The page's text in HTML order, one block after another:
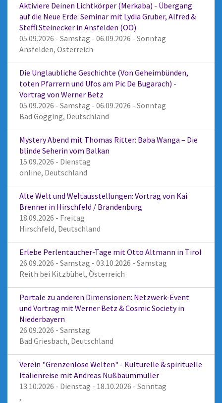
Aktiviere Deinen Lichtkörper (Merkaba) - Übergang
auf die Neue Erde: Seminar mit Lydia Gruber, Alfred &
Steffi Steinecker in Ansfelden (OÖ)
05.09.2026 - Samstag - 06.09.2026 - Sonntag
Ansfelden, Österreich
Die Unglaubliche Geschichte (Von Geheimbünden,
toten Pfarrern und Ufos am Pic De Bugarach) -
Vortrag von Werner Betz
05.09.2026 - Samstag - 06.09.2026 - Sonntag
Bad Gögging, Deutschland
Mystery Abend mit Thomas Ritter: Baba Wanga – Die
blinde Seherin vom Balkan
15.09.2026 - Dienstag
online, Deutschland
Alte Welt und Weltausstellungen: Vortrag von Kai
Brenner in Hirschfeld / Brandenburg
18.09.2026 - Freitag
Hirschfeld, Deutschland
Erlebe Perlentaucher-Tage mit Otto Altmann in Tirol
26.09.2026 - Samstag - 03.10.2026 - Samstag
Reith bei Kitzbühel, Österreich
Portale zu anderen Dimensionen: Netzwerk-Event
und Vortrag mit Werner Betz & Cosmic Society in
Niederbayern
26.09.2026 - Samstag
Bad Griesbach, Deutschland
Verein "Grenzenlose Welten" - Kulturelle & spirituelle
Italienreise mit Andreas Nußbaummüller
13.10.2026 - Dienstag - 18.10.2026 - Sonntag
,